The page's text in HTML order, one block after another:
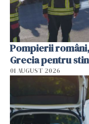
Pompierii
Grecia pentru
01 AUGUST 2026